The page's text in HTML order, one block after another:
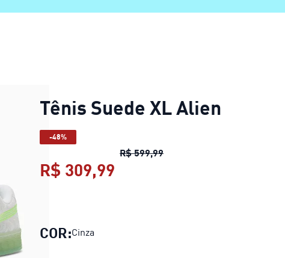
Tênis Suede XL Alien
-48%
R$ 599,99Tênis Suede XL Alien
R$ 309,99
COR:Cinza